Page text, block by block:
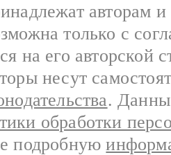
авторам
только с
на его авторской
несут
.
обработки
подробную